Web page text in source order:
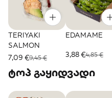
TERIYAKI
SALMON
7,09 €9,45 €
EDAMAME
3,88 €4,85 €
ტოპ გაყიდვადი